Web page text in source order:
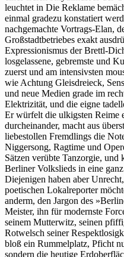
leuchtet in Die Reklame
einmal gradezu konstatiert
nachgemachte Vortrags-Elan,
Großstadtbetriebes exakt
Expressionismus der Brettl-
losgelassene, gebremste und
zuerst und am intensivsten
wie Achtung Gleisdreieck,
und neue Medien grade im
Elektrizität, und die eigne
Er würfelt die ulkigsten Reime
durcheinander, macht aus
liebestollen Fremdlings die
Niggersong, Ragtime und
Sätzen verübte Tanzorgie, und
Berliner Volkslieds in eine
Diejenigen haben aber
poetischen Lokalreporter
anderm, den Jargon des
Meister, ihn für modernste
seinem Mutterwitz, seinen
Rotwelsch seiner
bloß ein Rummelplatz, Pficht
sondern die heutige